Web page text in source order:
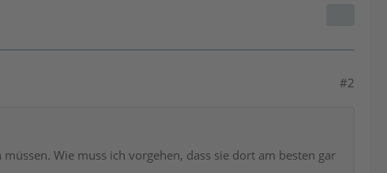
#2
Wie muss ich vorgehen, dass sie dort am besten gar